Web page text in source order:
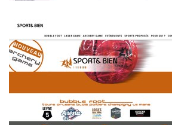
~444€/mois économisés d'annonces commerciales